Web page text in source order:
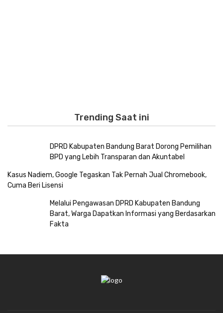
Trending Saat ini
DPRD Kabupaten Bandung Barat Dorong Pemilihan
BPD yang Lebih Transparan dan Akuntabel
Kasus Nadiem, Google Tegaskan Tak Pernah Jual Chromebook,
Cuma Beri Lisensi
Melalui Pengawasan DPRD Kabupaten Bandung
Barat, Warga Dapatkan Informasi yang Berdasarkan
Fakta